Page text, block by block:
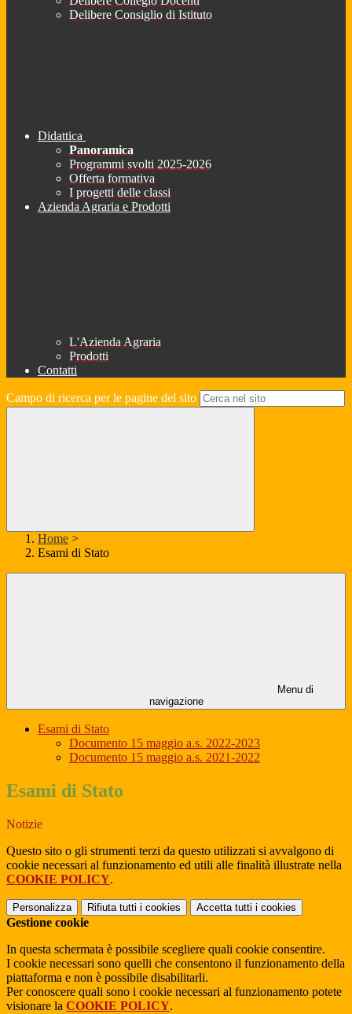
Delibere Consiglio di Istituto
Didattica
Panoramica
Programmi svolti 2025-2026
Offerta formativa
I progetti delle classi
Azienda Agraria e Prodotti
L'Azienda Agraria
Prodotti
Contatti
Campo di ricerca per le pagine del sito
Home >
Esami di Stato
Menu di
navigazione
Esami di Stato
Documento 15 maggio a.s. 2022-2023
Documento 15 maggio a.s. 2021-2022
Esami di Stato
Notizie
Questo sito o gli strumenti terzi da questo utilizzati si avvalgono di
cookie necessari al funzionamento ed utili alle finalità illustrate nella
COOKIE POLICY.
Personalizza Rifiuta tutti i cookies Accetta tutti i cookies
Gestione cookie
In questa schermata è possibile scegliere quali cookie consentire.
I cookie necessari sono quelli che consentono il funzionamento della
piattaforma e non è possibile disabilitarli.
Per conoscere quali sono i cookie necessari al funzionamento potete
visionare la COOKIE POLICY.